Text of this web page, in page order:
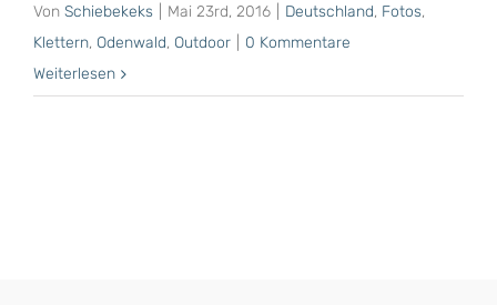
Von Schiebekeks Mai 23rd, 2016 Deutschland, Fotos,
Klettern, Odenwald, Outdoor
0 Kommentare
Weiterlesen